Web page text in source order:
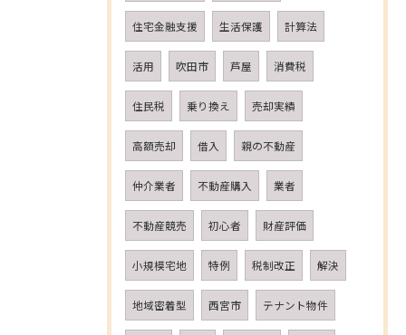
住宅金融支援 生活保護 計算法
活用 吹田市 芦屋 消費税
住民税 乗り換え 売却実績
高額売却 借入 親の不動産
仲介業者 不動産購入 業者
不動産競売 初心者 財産評価
小規模宅地 特例 税制改正 解決
地域密着型 西宮市 テナント物件